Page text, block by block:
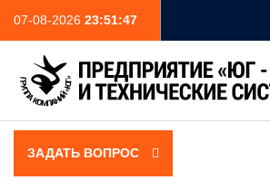
07-08-2026 23:51:47
ЗАДАТЬ ВОПРОС